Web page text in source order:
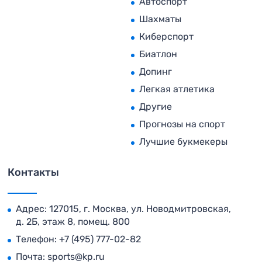
Шахматы
Киберспорт
Биатлон
Допинг
Легкая атлетика
Другие
Прогнозы на спорт
Лучшие букмекеры
Контакты
Адрес: 127015, г. Москва, ул. Новодмитровская,
д. 2Б, этаж 8, помещ. 800
Телефон: +7 (495) 777-02-82
Почта: sports@kp.ru